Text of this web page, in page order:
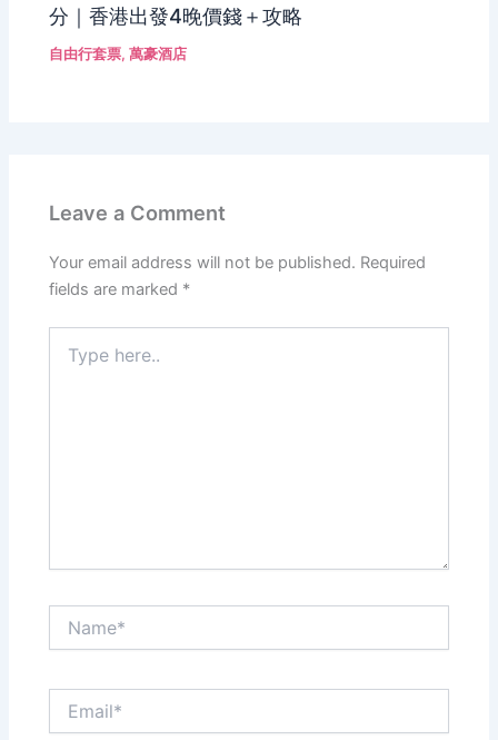
分｜香港出發4晚價錢＋攻略
自由行套票,萬豪酒店
Leave a Comment
Your email address will not be published. Required
fields are marked *
here..